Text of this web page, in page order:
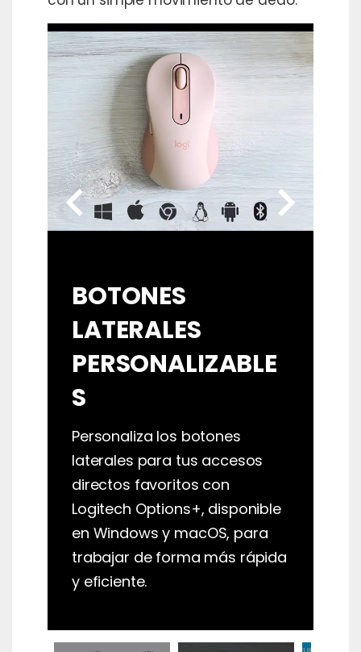
BOTONES
LATERALES
PERSONALIZABLE
S
Personaliza los botones
laterales para tus accesos
directos favoritos con
Logitech Options+, disponible
en Windows y macOS, para
trabajar de forma más rápida
y eficiente.
chevron_left chevron_right